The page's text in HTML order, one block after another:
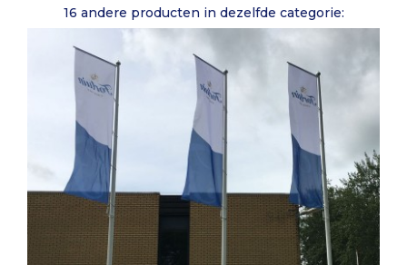
16 andere producten in dezelfde categorie: